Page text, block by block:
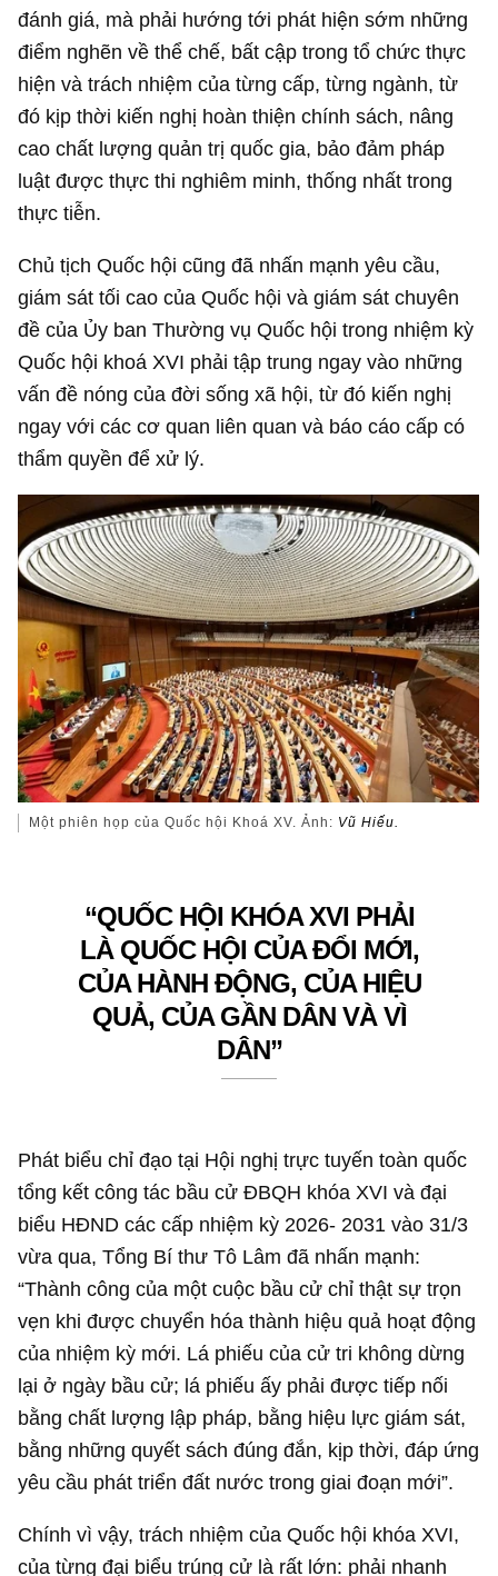
đánh giá, mà phải hướng tới phát hiện sớm những
điểm nghẽn về thể chế, bất cập trong tổ chức thực
hiện và trách nhiệm của từng cấp, từng ngành, từ
đó kịp thời kiến nghị hoàn thiện chính sách, nâng
cao chất lượng quản trị quốc gia, bảo đảm pháp
luật được thực thi nghiêm minh, thống nhất trong
thực tiễn.
Chủ tịch Quốc hội cũng đã nhấn mạnh yêu cầu,
giám sát tối cao của Quốc hội và giám sát chuyên
đề của Ủy ban Thường vụ Quốc hội trong nhiệm kỳ
Quốc hội khoá XVI phải tập trung ngay vào những
vấn đề nóng của đời sống xã hội, từ đó kiến nghị
ngay với các cơ quan liên quan và báo cáo cấp có
thẩm quyền để xử lý.
Một phiên họp của Quốc hội Khoá XV. Ảnh: Vũ Hiếu.
“QUỐC HỘI KHÓA XVI PHẢI
LÀ QUỐC HỘI CỦA ĐỔI MỚI,
CỦA HÀNH ĐỘNG, CỦA HIỆU
QUẢ, CỦA GẦN DÂN VÀ VÌ
DÂN”
Phát biểu chỉ đạo tại Hội nghị trực tuyến toàn quốc
tổng kết công tác bầu cử ĐBQH khóa XVI và đại
biểu HĐND các cấp nhiệm kỳ 2026- 2031 vào 31/3
vừa qua, Tổng Bí thư Tô Lâm đã nhấn mạnh:
“Thành công của một cuộc bầu cử chỉ thật sự trọn
vẹn khi được chuyển hóa thành hiệu quả hoạt động
của nhiệm kỳ mới. Lá phiếu của cử tri không dừng
lại ở ngày bầu cử; lá phiếu ấy phải được tiếp nối
bằng chất lượng lập pháp, bằng hiệu lực giám sát,
bằng những quyết sách đúng đắn, kịp thời, đáp ứng
yêu cầu phát triển đất nước trong giai đoạn mới”.
Chính vì vậy, trách nhiệm của Quốc hội khóa XVI,
của từng đại biểu trúng cử là rất lớn: phải nhanh